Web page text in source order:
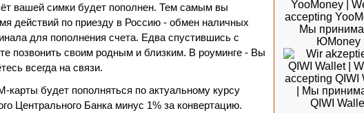
вашей симки будет пополнен. Тем самым вы
действий по приезду в Россию - обмен наличных
для пополнения счета. Едва спустившись с
позвонить своим родным и близким. В роуминге - Вы
всегда на связи.
карты будет пополняться по актуальному курсу
Центрального Банка минус 1% за конвертацию.